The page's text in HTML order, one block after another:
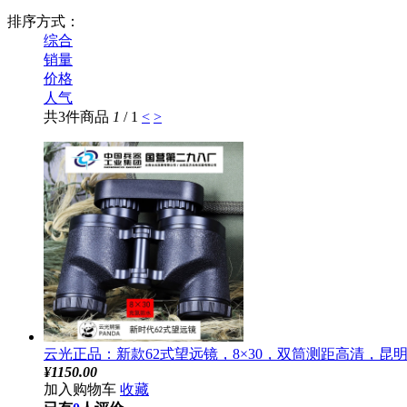
排序方式：
综合
销量
价格
人气
共3件商品 1 / 1 < >
云光正品：新款62式望远镜，8×30，双筒测距高清，昆
¥1150.00
加入购物车 收藏